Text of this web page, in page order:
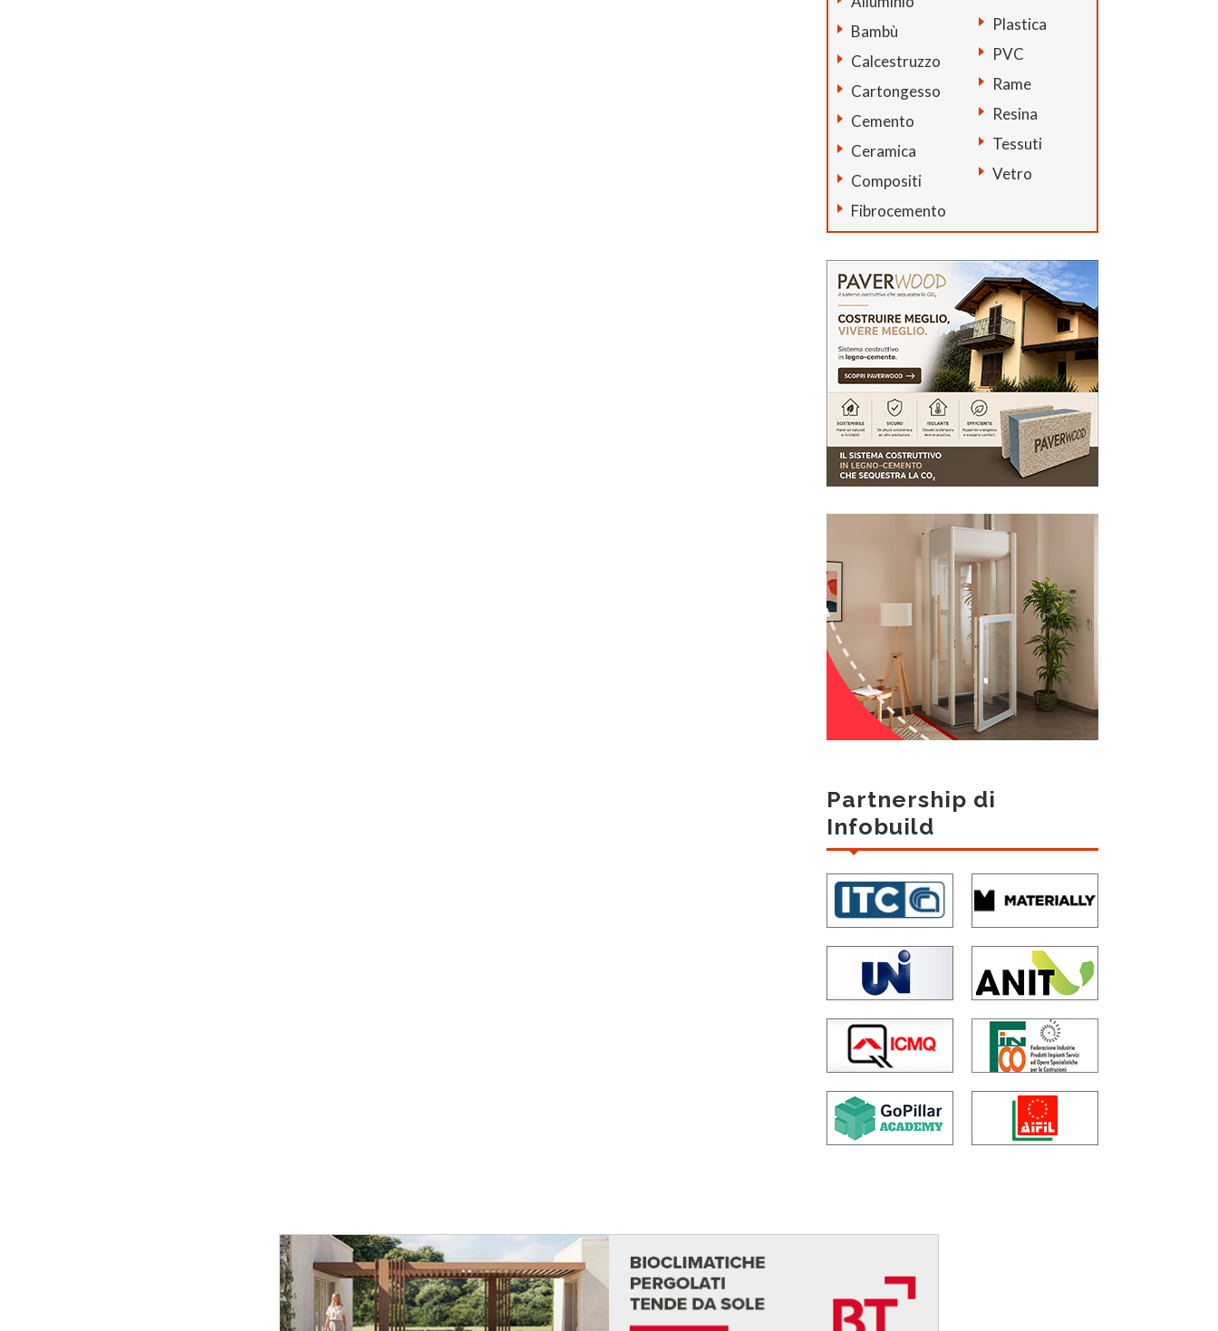
Bambù
Calcestruzzo
Cartongesso
Cemento
Ceramica
Compositi
Fibrocemento
Plastica
PVC
Rame
Resina
Tessuti
Vetro
Partnership di
Infobuild